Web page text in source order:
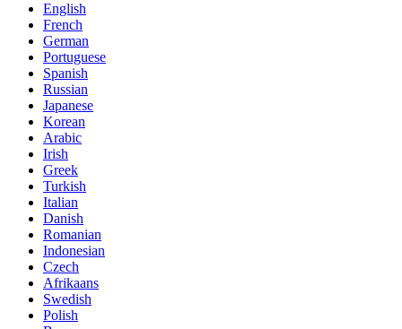
English
French
German
Portuguese
Spanish
Russian
Japanese
Korean
Arabic
Irish
Greek
Turkish
Italian
Danish
Romanian
Indonesian
Czech
Afrikaans
Swedish
Polish